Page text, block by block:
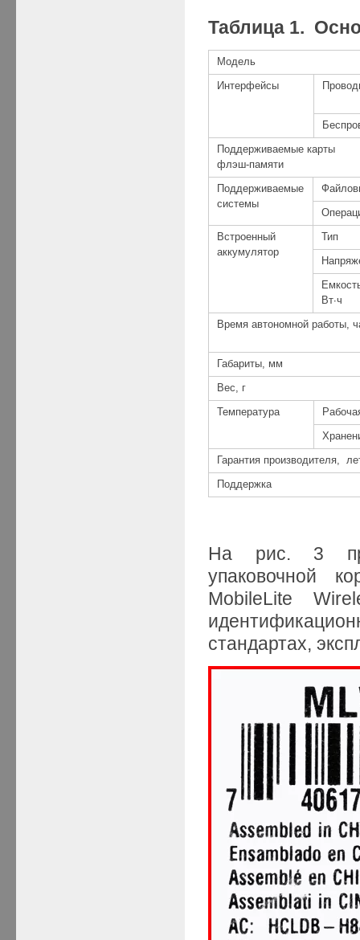
Таблица 1.
Модель
Интерфейсы
Поддерживаемые карты
флэш-памяти
Поддерживаемые
системы
Встроенный
аккумулятор
Тип
Вт∙ч
Время автономной работы,
Габариты, мм
Вес, г
Температура
Гарантия производителя,
Поддержка
На рис. 3
упаковочной
MobileLite
стандартах,